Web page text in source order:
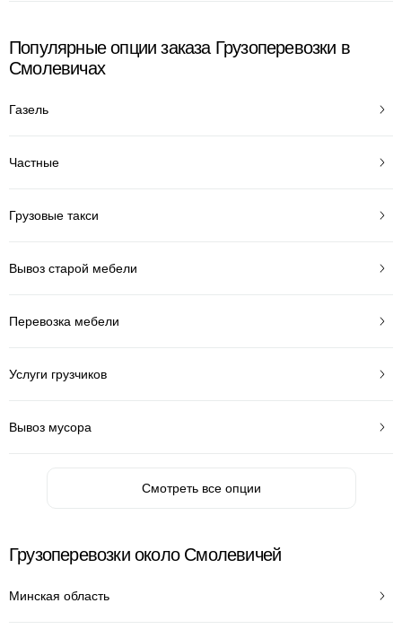
Популярные опции заказа Грузоперевозки в
Смолевичах
Газель
Частные
Грузовые такси
Вывоз старой мебели
Перевозка мебели
Услуги грузчиков
Вывоз мусора
Смотреть все опции
Грузоперевозки около Смолевичей
Минская область